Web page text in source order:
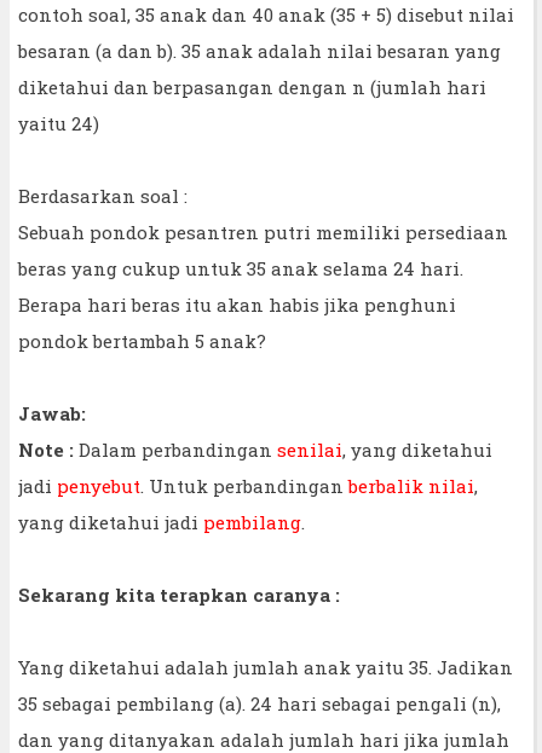
contoh soal, 35 anak dan 40 anak (35 + 5) disebut nilai
besaran (a dan b). 35 anak adalah nilai besaran yang
diketahui dan berpasangan dengan n (jumlah hari
yaitu 24)
Berdasarkan soal :
Sebuah pondok pesantren putri memiliki persediaan
beras yang cukup untuk 35 anak selama 24 hari.
Berapa hari beras itu akan habis jika penghuni
pondok bertambah 5 anak?
Jawab:
Note : Dalam perbandingan senilai, yang diketahui
jadi penyebut . Untuk perbandinganberbalik nilai,
yang diketahui jadi pembilang
Sekarang kita terapkan caranya :
Yang diketahui adalah jumlah anak yaitu 35. Jadikan
35 sebagai pembilang (a). 24 hari sebagai pengali (n),
dan yang ditanyakan adalah jumlah hari jika jumlah